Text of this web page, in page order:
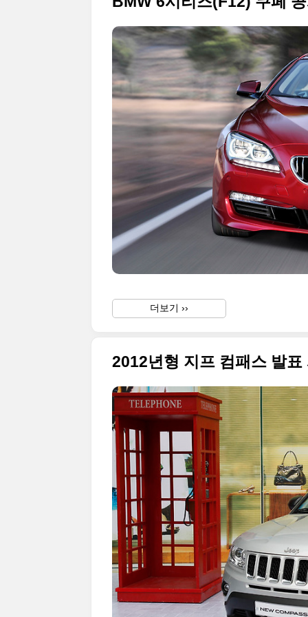
더보기 ››
2012년형 지프 컴패스 발표